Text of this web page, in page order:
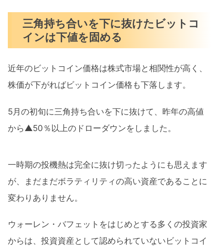
三角持ち合いを下に抜けたビットコ
インは下値を固める
近年のビットコイン価格は株式市場と相関性が高く、
株価が下がればビットコイン価格も下落します。
5月の初旬に三角持ち合いを下に抜けて、昨年の高値
から▲50％以上のドローダウンをしました。
一時期の投機熱は完全に抜け切ったようにも思えます
が、まだまだボラティリティの高い資産であることに
変わりありません。
ウォーレン・バフェットをはじめとする多くの投資家
からは、投資資産として認められていないビットコイ